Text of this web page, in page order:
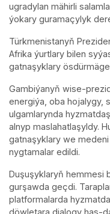
ugradylan mähirli
ýokary guramaçylyk
Türkmenistanyň
Afrika ýurtlary bilen
gatnaşyklary
Gambiýanyň wise-
energiýa, oba hojalygy,
ulgamlarynda
alnyp maslahatlaşyldy.
gatnaşyklary we
nygtamalar edildi.
Duşuşyklaryň hemmesi
gurşawda geçdi.
platformalarda
döwletara dialogy has-